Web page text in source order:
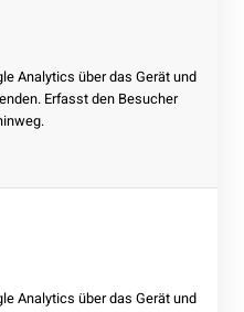
Analytics über das Gerät und
Erfasst den Besucher
Analytics über das Gerät und